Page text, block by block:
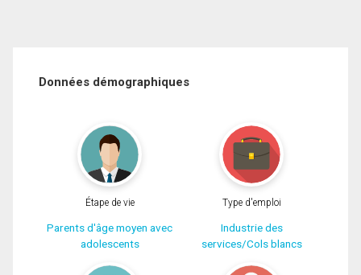
Données démographiques
Étape de vie
Parents d'âge moyen avec
adolescents
Type d'emploi
Industrie des
services/Cols blancs